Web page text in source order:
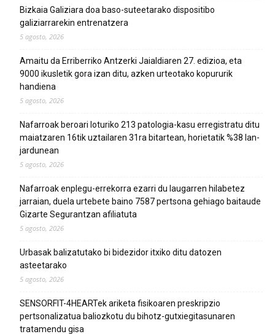
Bizkaia Galiziara doa baso-suteetarako dispositibo
galiziarrarekin entrenatzera
5 agosto, 2026
Amaitu da Erriberriko Antzerki Jaialdiaren 27. edizioa, eta
9000 ikusletik gora izan ditu, azken urteotako kopururik
handiena
5 agosto, 2026
Nafarroak beroari loturiko 213 patologia-kasu erregistratu ditu
maiatzaren 16tik uztailaren 31ra bitartean, horietatik %38 lan-
jardunean
5 agosto, 2026
Nafarroak enplegu-errekorra ezarri du laugarren hilabetez
jarraian, duela urtebete baino 7587 pertsona gehiago baitaude
Gizarte Segurantzan afiliatuta
5 agosto, 2026
Urbasak balizatutako bi bidezidor itxiko ditu datozen
asteetarako
5 agosto, 2026
SENSORFIT-4HEARTek ariketa fisikoaren preskripzio
pertsonalizatua baliozkotu du bihotz-gutxiegitasunaren
tratamendu gisa